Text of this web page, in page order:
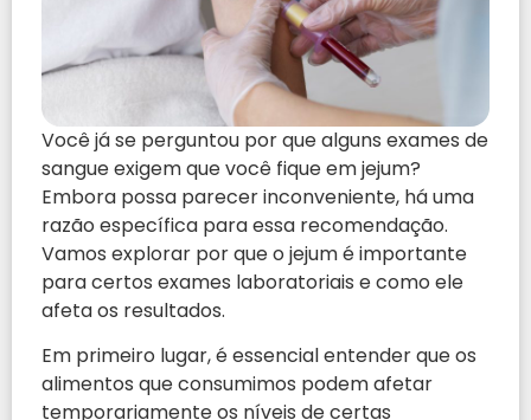
Você já se perguntou por que alguns exames de
sangue exigem que você fique em jejum?
Embora possa parecer inconveniente, há uma
razão específica para essa recomendação.
Vamos explorar por que o jejum é importante
para certos exames laboratoriais e como ele
afeta os resultados.
Em primeiro lugar, é essencial entender que os
alimentos que consumimos podem afetar
temporariamente os níveis de certas